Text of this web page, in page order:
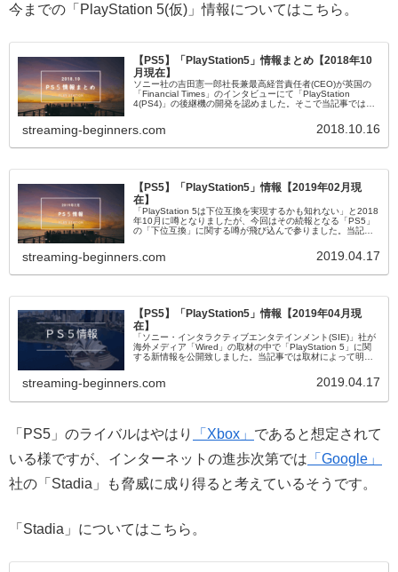
今までの「PlayStation 5(仮)」情報についてはこちら。
【PS5】「PlayStation5」情報まとめ【2018年10
月現在】
ソニー社の吉田憲一郎社長兼最高経営責任者(CEO)が英国の
「Financial Times」のインタビューにて「PlayStation
4(PS4)」の後継機の開発を認めました。そこで当記事では
streaming-beginners.com 2018.10.16
【PS5】「PlayStation5」情報【2019年02月現
在】
「PlayStation 5は下位互換を実現するかも知れない」と2018
年10月に噂となりましたが、今回はその続報となる「PS5」
の「下位互換」に関する噂が飛び込んで参りました。当記事
streaming-beginners.com 2019.04.17
【PS5】「PlayStation5」情報【2019年04月現
在】
「ソニー・インタラクティブエンタテインメント(SIE)」社が
海外メディア「Wired」の取材の中で「PlayStation 5」に関
する新情報を公開致しました。当記事では取材によって明ら
streaming-beginners.com 2019.04.17
「PS5」のライバルはやはり 「Xbox」 であると想定されて
いる様ですが、インターネットの進歩次第では 「Google」
社の「Stadia」も脅威に成り得ると考えているそうです。
「Stadia」についてはこちら。